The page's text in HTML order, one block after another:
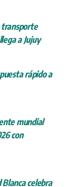
transporte
a Jujuy
rápido a
mundial
con
celebra